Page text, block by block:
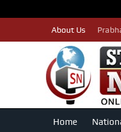
About Us
Home